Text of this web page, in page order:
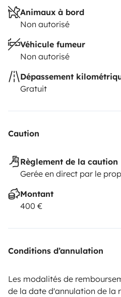
Animaux à bord
Non autorisé
Véhicule fumeur
Non autorisé
Dépassement
Gratuit
Caution
Règlement de la caution
Gerée en direct par le
Montant
400 €
Conditions d’annulation
Les modalités de
de la date d'annulation de la